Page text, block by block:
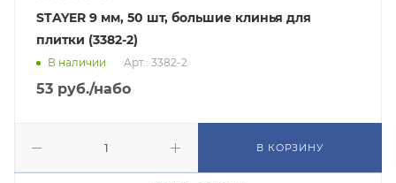
STAYER 9 мм, 50 шт, большие клинья для
плитки (3382-2)
В наличии Арт.: 3382-2
53 руб./набо
В КОРЗИНУ